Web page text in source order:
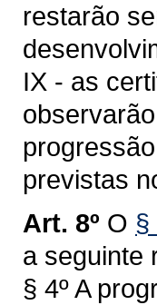
restarão
IX - as
previstas
Art. 8º O §
a seguinte
§ 4º A